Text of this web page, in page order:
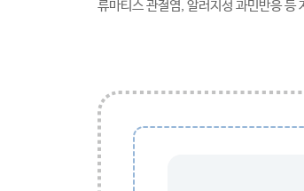
류마티스 관절염, 알러지성 과민반응 등